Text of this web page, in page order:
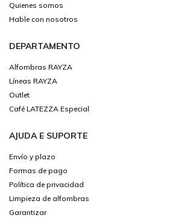
Quienes somos
Hable con nosotros
DEPARTAMENTO
Alfombras RAYZA
Líneas RAYZA
Outlet
Café LATEZZA Especial
AJUDA E SUPORTE
Envío y plazo
Formas de pago
Política de privacidad
Limpieza de alfombras
Garantizar